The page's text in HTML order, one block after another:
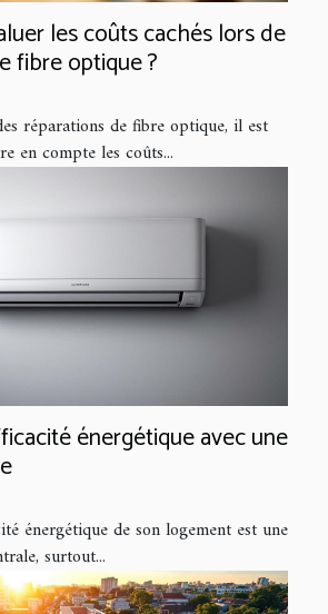
les coûts cachés lors de
fibre optique ?
réparations de fibre optique, il est
en compte les coûts...
énergétique avec une
énergétique de son logement est une
surtout...